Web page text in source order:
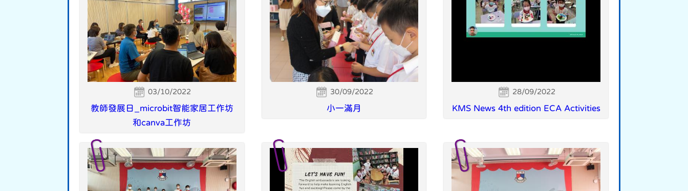
03/10/2022
教師發展日_microbit智能家居工作坊
和canva工作坊
30/09/2022
小一滿月
28/09/2022
KMS News 4th edition ECA Activities